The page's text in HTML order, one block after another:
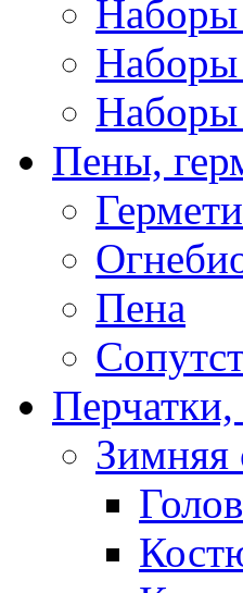
Наборы
Наборы
Пены,
Пена
Зимняя